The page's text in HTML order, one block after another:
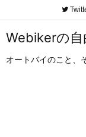
Webikerの
オートバイのこと、